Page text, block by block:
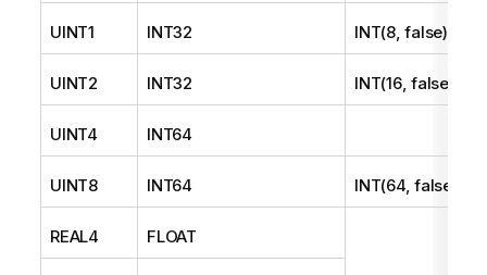
UINT1 INT32 INT(8, false)
UINT2 INT32 INT(16, false)
UINT4 INT64
UINT8 INT64 INT(64, false)
REAL4 FLOAT